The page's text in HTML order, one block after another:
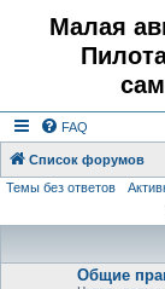
Малая
FAQ
Список форумов
Темы без ответов
Общие